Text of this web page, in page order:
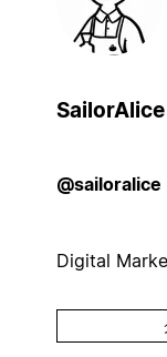
SailorAlice
@sailoralice
Digital